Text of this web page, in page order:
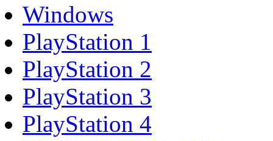
Windows
PlayStation 1
PlayStation 2
PlayStation 3
PlayStation 4